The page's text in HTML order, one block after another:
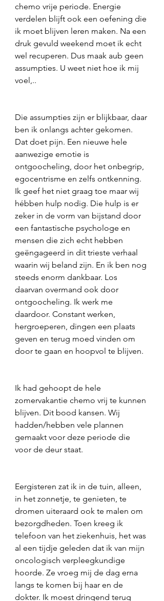
chemo vrije periode. Energie
verdelen blijft ook een oefening die
ik moet blijven leren maken. Na een
druk gevuld weekend moet ik echt
wel recuperen. Dus maak aub geen
assumpties. U weet niet hoe ik mij
voel,..
Die assumpties zijn er blijkbaar, daar
ben ik onlangs achter gekomen.
Dat doet pijn. Een nieuwe hele
aanwezige emotie is
ontgoocheling, door het onbegrip,
egocentrisme en zelfs ontkenning.
Ik geef het niet graag toe maar wij
hébben hulp nodig. Die hulp is er
zeker in de vorm van bijstand door
een fantastische psychologe en
mensen die zich echt hebben
geëngageerd in dit trieste verhaal
waarin wij beland zijn. En ik ben nog
steeds enorm dankbaar. Los
daarvan overmand ook door
ontgoocheling. Ik werk me
daardoor. Constant werken,
hergroeperen, dingen een plaats
geven en terug moed vinden om
door te gaan en hoopvol te blijven.
Ik had gehoopt de hele
zomervakantie chemo vrij te kunnen
blijven. Dit bood kansen. Wij
hadden/hebben vele plannen
gemaakt voor deze periode die
voor de deur staat.
Eergisteren zat ik in de tuin, alleen,
in het zonnetje, te genieten, te
dromen uiteraard ook te malen om
bezorgdheden. Toen kreeg ik
telefoon van het ziekenhuis, het was
al een tijdje geleden dat ik van mijn
oncologisch verpleegkundige
hoorde. Ze vroeg mij de dag erna
langs te komen bij haar en de
dokter. Ik moest dringend terug